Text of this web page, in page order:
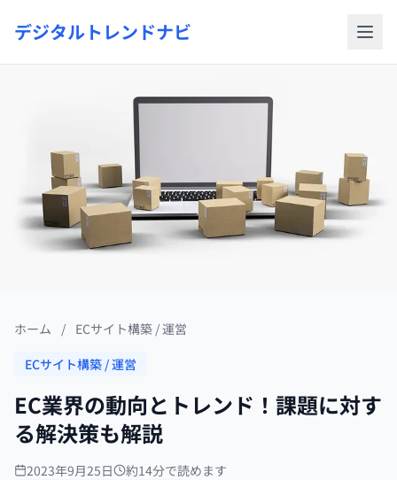
デジタルトレンドナビ
ホーム / ECサイト構築 / 運営
ECサイト構築 / 運営
EC業界の動向とトレンド！課題に対す
る解決策も解説
2023年9月25日 約14分で読めます